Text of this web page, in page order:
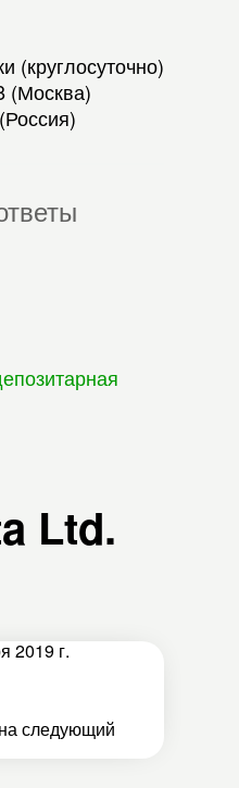
(круглосуточно)
(Москва)
(Россия)
Ltd.
2019 г.
следующий